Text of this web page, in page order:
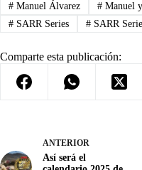
#Manuel Álvarez #Manuel
#SARR Series #SARR
Comparte esta publicación:
ANTERIOR
Así será el